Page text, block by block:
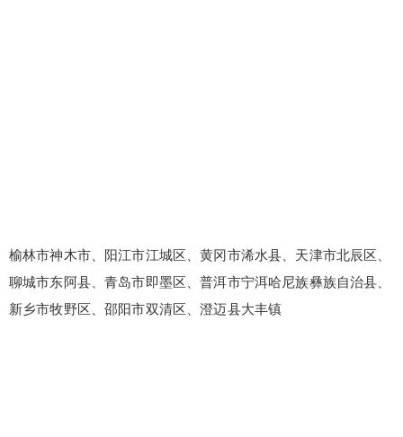
榆林市神木市、阳江市江城区、黄冈市浠水县、天津市北辰区、
聊城市东阿县、青岛市即墨区、普洱市宁洱哈尼族彝族自治县、
新乡市牧野区、邵阳市双清区、澄迈县大丰镇